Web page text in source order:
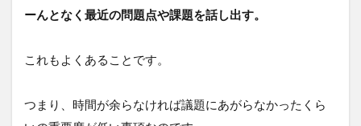
ーんとなく最近の問題点や課題を話し出す。
これもよくあることです。
つまり、時間が余らなければ議題にあがらなかったくら